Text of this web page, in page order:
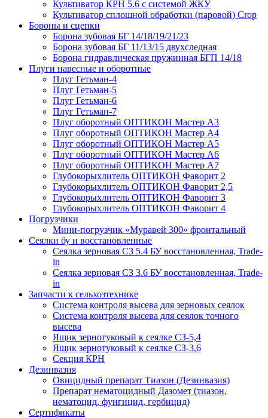
Культиватор КРН 5.6 с системой ЖКУ
Культиватор сплошной обработки (паровой) Crop
Бороны и сцепки
Борона зубовая БГ 14/18/19/21/23
Борона зубовая БГ 11/13/15 двухследная
Борона гидравлическая пружинная БГП 14/18
Плуги навесные и оборотные
Плуг Гетьман-4
Плуг Гетьман-5
Плуг Гетьман-6
Плуг Гетьман-7
Плуг оборотный ОПТИКОН Мастер А3
Плуг оборотный ОПТИКОН Мастер А4
Плуг оборотный ОПТИКОН Мастер А5
Плуг оборотный ОПТИКОН Мастер А6
Плуг оборотный ОПТИКОН Мастер А7
Глубокорыхлитель ОПТИКОН Фаворит 2
Глубокорыхлитель ОПТИКОН Фаворит 2,5
Глубокорыхлитель ОПТИКОН Фаворит 3
Глубокорыхлитель ОПТИКОН Фаворит 4
Погрузчики
Мини-погрузчик «Муравей 300» фронтальный
Сеялки бу и восстановленные
Сеялка зерновая СЗ 5.4 БУ восстановленная, Trade-
in
Сеялка зерновая СЗ 3.6 БУ восстановленная, Trade-
in
Запчасти к сельхозтехнике
Система контроля высева для зерновых сеялок
Система контроля высева для сеялок точного
высева
Ящик зернотуковый к сеялке СЗ-5,4
Ящик зернотуковый к сеялке СЗ-3,6
Секция КРН
Дезинвазия
Овицидный препарат Тиазон (Дезинвазия)
Препарат нематоцидный Дазомет (тиазон,
нематоцид, фунгицид, гербицид)
Сертификаты